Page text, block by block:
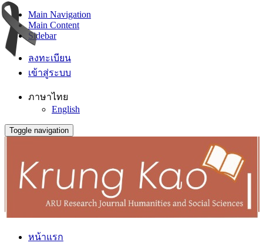
Main Navigation
Main Content
Sidebar
ลงทะเบียน
เข้าสู่ระบบ
ภาษาไทย
English
Toggle navigation
หน้าแรก